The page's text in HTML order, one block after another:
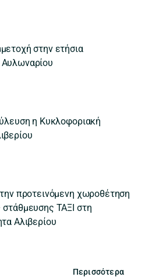
στην ετήσια
η Κυκλοφοριακή
προτεινόμενη χωροθέτηση
ΤΑΞΙ στη
Αλιβερίου
Περισσότερα